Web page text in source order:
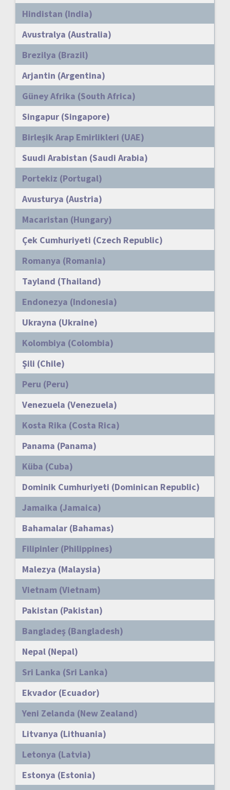
Hindistan (India)
Avustralya (Australia)
Brezilya (Brazil)
Arjantin (Argentina)
Güney Afrika (South Africa)
Singapur (Singapore)
Birleşik Arap Emirlikleri (UAE)
Suudi Arabistan (Saudi Arabia)
Portekiz (Portugal)
Avusturya (Austria)
Macaristan (Hungary)
Çek Cumhuriyeti (Czech Republic)
Romanya (Romania)
Tayland (Thailand)
Endonezya (Indonesia)
Ukrayna (Ukraine)
Kolombiya (Colombia)
Şili (Chile)
Peru (Peru)
Venezuela (Venezuela)
Kosta Rika (Costa Rica)
Panama (Panama)
Küba (Cuba)
Dominik Cumhuriyeti (Dominican Republic)
Jamaika (Jamaica)
Bahamalar (Bahamas)
Filipinler (Philippines)
Malezya (Malaysia)
Vietnam (Vietnam)
Pakistan (Pakistan)
Bangladeş (Bangladesh)
Nepal (Nepal)
Sri Lanka (Sri Lanka)
Ekvador (Ecuador)
Yeni Zelanda (New Zealand)
Litvanya (Lithuania)
Letonya (Latvia)
Estonya (Estonia)